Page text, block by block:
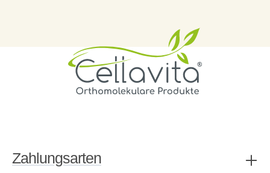
Zahlungsarten